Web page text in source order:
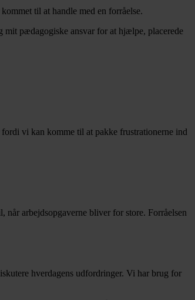
til at handle med en forråelse.
mit pædagogiske ansvar for at hjælpe, placerede
vi kan komme til at pakke frustrationerne ind
arbejdsopgaverne bliver for store. Forråelsen
hverdagens udfordringer. Vi har brug for